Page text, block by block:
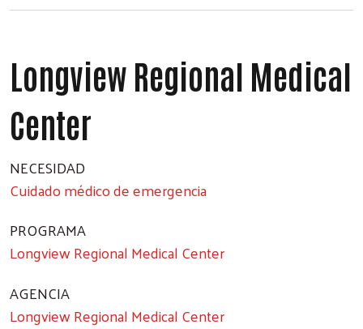
Longview Regional Medical
Center
NECESIDAD
Cuidado médico de emergencia
PROGRAMA
Longview Regional Medical Center
AGENCIA
Longview Regional Medical Center